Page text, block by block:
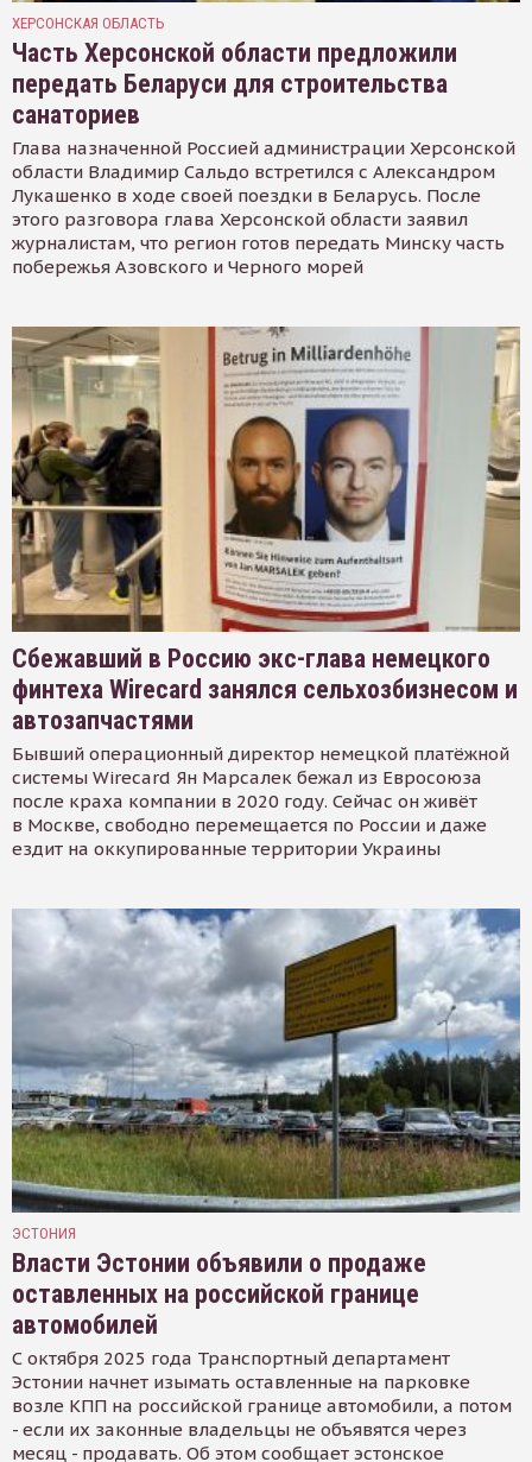
ХЕРСОНСКАЯ ОБЛАСТЬ
Часть Херсонской области предложили
передать Беларуси для строительства
санаториев
Глава назначенной Россией администрации Херсонской
области Владимир Сальдо встретился с Александром
Лукашенко в ходе своей поездки в Беларусь. После
этого разговора глава Херсонской области заявил
журналистам, что регион готов передать Минску часть
побережья Азовского и Черного морей
Сбежавший в Россию экс-глава немецкого
финтеха Wirecard занялся сельхозбизнесом и
автозапчастями
Бывший операционный директор немецкой платёжной
системы Wirecard Ян Марсалек бежал из Евросоюза
после краха компании в 2020 году. Сейчас он живёт
в Москве, свободно перемещается по России и даже
ездит на оккупированные территории Украины
ЭСТОНИЯ
Власти Эстонии объявили о продаже
оставленных на российской границе
автомобилей
С октября 2025 года Транспортный департамент
Эстонии начнет изымать оставленные на парковке
возле КПП на российской границе автомобили, а потом
- если их законные владельцы не объявятся через
месяц - продавать. Об этом сообщает эстонское